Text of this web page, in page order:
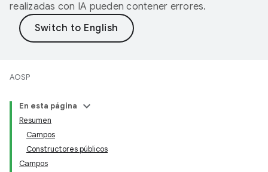
realizadas con IA pueden contener errores.
AOSP
En esta página
Resumen
Campos
Constructores públicos
Campos